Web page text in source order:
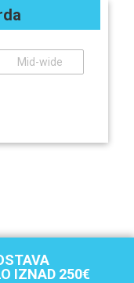
Mid-wide
IZNAD 250€